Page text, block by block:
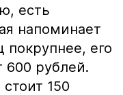
есть
напоминает
его
600 рублей.
150